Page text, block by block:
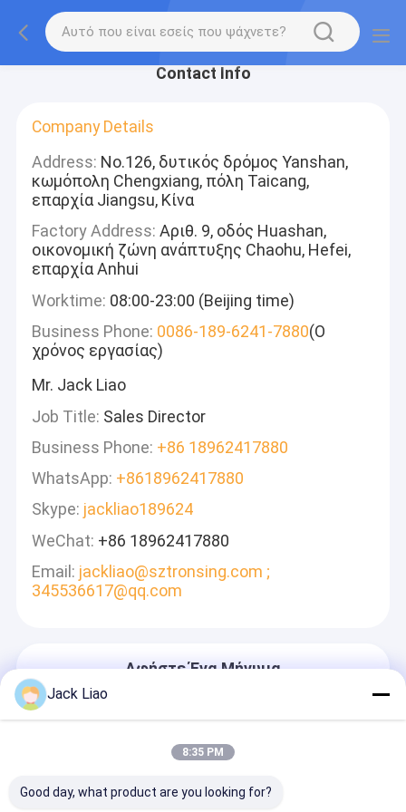
Contact Info
Company Details
Address: No.126, δυτικός δρόμος Yanshan,
κωμόπολη Chengxiang, πόλη Taicang,
επαρχία Jiangsu, Κίνα
Factory Address: Αριθ. 9, οδός Huashan,
οικονομική ζώνη ανάπτυξης Chaohu, Hefei,
επαρχία Anhui
Worktime: 08:00-23:00 (Beijing time)
Business Phone: 0086-189-6241-7880(Ο
χρόνος εργασίας)
Mr. Jack Liao
Job Title: Sales Director
Business Phone: +86 18962417880
WhatsApp: +8618962417880
Skype: jackliao189624
WeChat: +86 18962417880
Email: jackliao@sztronsing.com ;
345536617@qq.com
Αφήστε Ένα Μήνυμα
Jack Liao
8:35 PM
Good day, what product are you looking for?